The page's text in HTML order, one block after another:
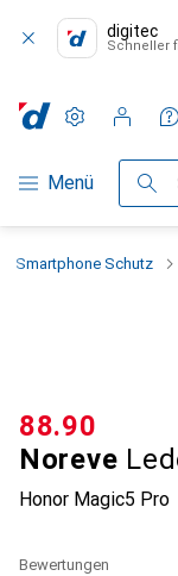
digitec
Schneller
Navigation nach
Menü Suche
Einstellungen
Kundenkonto
Vergleichslisten
Merklisten
Warenkorb
Smartphone Schutz
Noreve
Honor Magic5 Pro
CHF
88.90
Bewertungen